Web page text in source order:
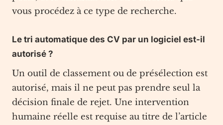
vous procédez à ce type de recherche.
Le tri automatique des CV par un logiciel est-il
autorisé ?
Un outil de classement ou de présélection est
autorisé, mais il ne peut pas prendre seul la
décision finale de rejet. Une intervention
humaine réelle est requise au titre de l’article